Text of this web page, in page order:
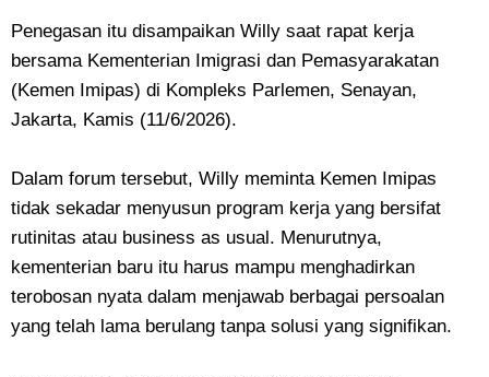
Penegasan itu disampaikan Willy saat rapat kerja
bersama Kementerian Imigrasi dan Pemasyarakatan
(Kemen Imipas) di Kompleks Parlemen, Senayan,
Jakarta, Kamis (11/6/2026).
Dalam forum tersebut, Willy meminta Kemen Imipas
tidak sekadar menyusun program kerja yang bersifat
rutinitas atau business as usual. Menurutnya,
kementerian baru itu harus mampu menghadirkan
terobosan nyata dalam menjawab berbagai persoalan
yang telah lama berulang tanpa solusi yang signifikan.